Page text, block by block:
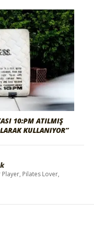
10:PM ATILMIŞ
KULLANIYOR”
Pilates Lover,